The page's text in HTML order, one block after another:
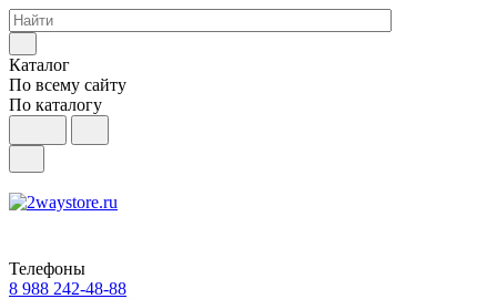
Каталог
По всему сайту
По каталогу
Телефоны
8 988 242-48-88